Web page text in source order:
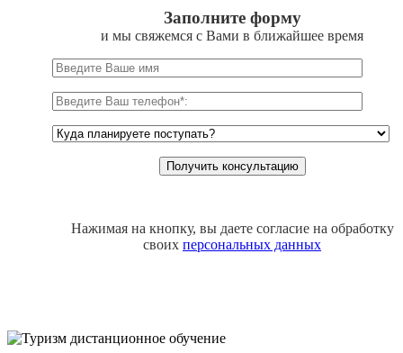
Заполните форму
и мы свяжемся с Вами в ближайшее время
Нажимая на кнопку, вы даете согласие на обработку
своих персональных данных